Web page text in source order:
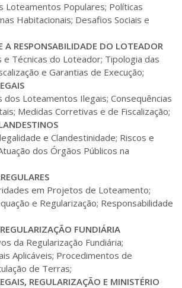
R$ 1.982,74
150 dias
R$ 2.082,12
Matricular
150dias
R$ 2.240,16
Loteamentos Populares; Políticas
Habitacionais; Desafios Sociais e
A RESPONSABILIDADE DO LOTEADOR
e Técnicas do Loteador; Tipologia das
e Garantias de Execução;
dos Loteamentos Ilegais; Consequências
Medidas Corretivas e de Fiscalização;
e Clandestinidade; Riscos e
dos Órgãos Públicos na
em Projetos de Loteamento;
e Regularização; Responsabilidade
FUNDIÁRIA
da Regularização Fundiária;
Aplicáveis; Procedimentos de
de Terras;
REGULARIZAÇÃO E MINISTÉRIO